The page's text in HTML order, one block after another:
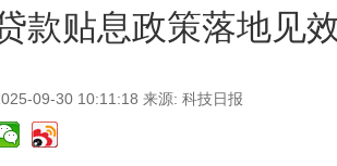
款贴息政策落地见
09-30 10:11:18 来源: 科技日报